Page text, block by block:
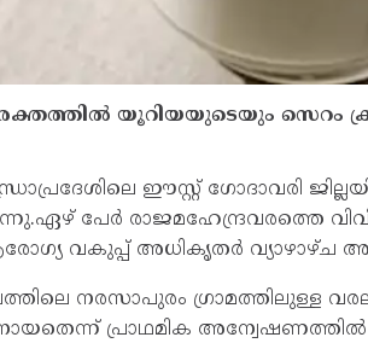
യൂറിയയുടെയും സെറം
ഈസ്റ്റ് ഗോദാവരി
പേര്‍ രാജമഹേന്ദ്രവരത്തെ
വകുപ്പ് അധികൃതര്‍ വ്യാഴാഴ്ച
നരസാപുരം ഗ്രാമത്തിലുള്ള
പ്രാഥമിക